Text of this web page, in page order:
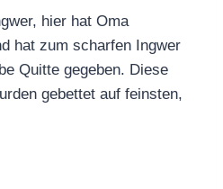
hier hat Oma
hat zum scharfen Ingwer
Quitte gegeben. Diese
gebettet auf feinsten,